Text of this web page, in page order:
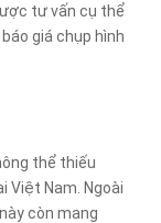
tư vấn cụ thể
giá chụp hình
thể thiếu
Việt Nam. Ngoài
còn mang